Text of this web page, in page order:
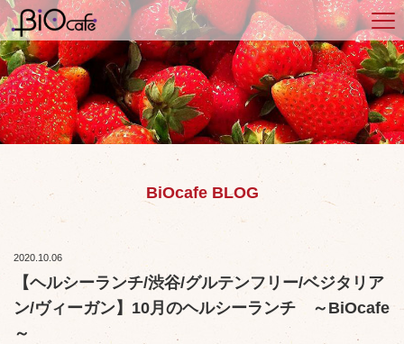
BiOcafe BLOG
2020.10.06
【ヘルシーランチ/渋谷/グルテンフリー/ベジタリア
ン/ヴィーガン】10月のヘルシーランチ ～BiOcafe
～